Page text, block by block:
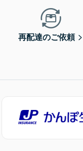
再配達のご依頼